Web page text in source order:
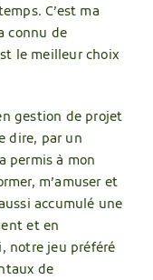
C’est ma
connu de
le meilleur choix
gestion de projet
dire, par un
permis à mon
m’amuser et
accumulé une
et en
notre jeu préféré
de